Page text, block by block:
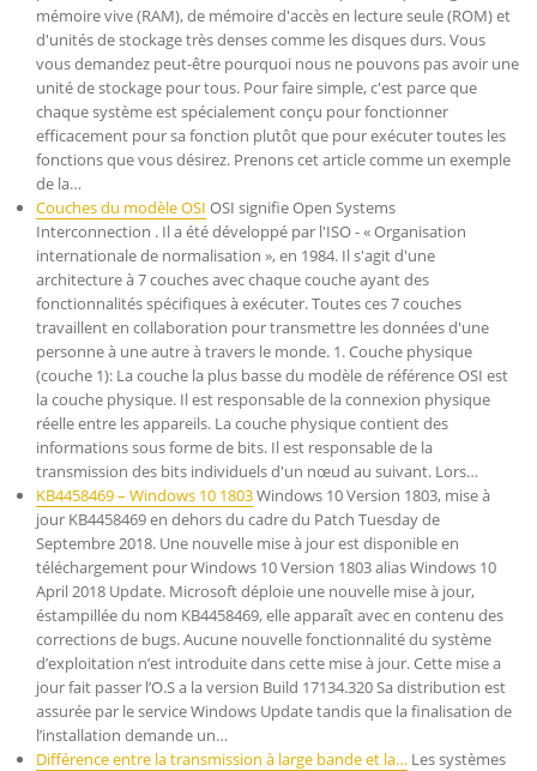
mémoire vive (RAM), de mémoire d'accès en lecture seule (ROM) et
d'unités de stockage très denses comme les disques durs. Vous
vous demandez peut-être pourquoi nous ne pouvons pas avoir une
unité de stockage pour tous. Pour faire simple, c'est parce que
chaque système est spécialement conçu pour fonctionner
efficacement pour sa fonction plutôt que pour exécuter toutes les
fonctions que vous désirez. Prenons cet article comme un exemple
de la…
Couches du modèle OSI OSI signifie Open Systems
Interconnection . Il a été développé par l'ISO - « Organisation
internationale de normalisation », en 1984. Il s'agit d'une
architecture à 7 couches avec chaque couche ayant des
fonctionnalités spécifiques à exécuter. Toutes ces 7 couches
travaillent en collaboration pour transmettre les données d'une
personne à une autre à travers le monde. 1. Couche physique
(couche 1): La couche la plus basse du modèle de référence OSI est
la couche physique. Il est responsable de la connexion physique
réelle entre les appareils. La couche physique contient des
informations sous forme de bits. Il est responsable de la
transmission des bits individuels d'un nœud au suivant. Lors…
KB4458469 – Windows 10 1803Windows 10 Version 1803, mise à
jour KB4458469 en dehors du cadre du Patch Tuesday de
Septembre 2018. Une nouvelle mise à jour est disponible en
téléchargement pour Windows 10 Version 1803 alias Windows 10
April 2018 Update. Microsoft déploie une nouvelle mise à jour,
éstampillée du nom KB4458469, elle apparaît avec en contenu des
corrections de bugs. Aucune nouvelle fonctionnalité du système
d’exploitation n’est introduite dans cette mise à jour. Cette mise a
jour fait passer l’O.S a la version Build 17134.320 Sa distribution est
assurée par le service Windows Update tandis que la finalisation de
l’installation demande un…
Différence entre la transmission à large bande et la… Les systèmes